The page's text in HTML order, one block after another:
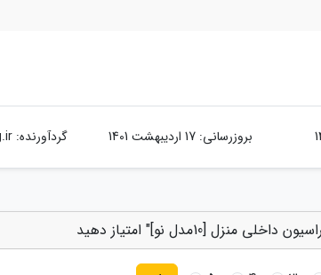
بروزرسانی: 17 اردیبهشت 1401 گردآورنده:
منزل [10مدل نو]" امتیاز دهید